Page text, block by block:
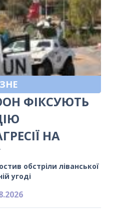
ФІКСУЮТЬ
НА
обстріли ліванської
угоді